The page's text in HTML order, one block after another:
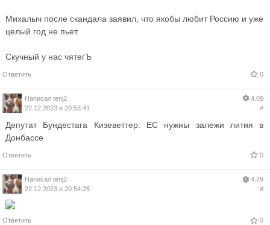
Михалыч после скандала заявил, что якобы любит Россию и уже
целый год не пьет.
Скучный у нас чятегЪ
Ответить 0
Написал tenj2
22.12.2023 в 20:53:41
4.09
#
Депутат Бундестага Кизеветтер: ЕС нужны залежи лития в
Донбассе
Ответить 0
Написал tenj2
22.12.2023 в 20:54:25
4.79
#
Ответить 0